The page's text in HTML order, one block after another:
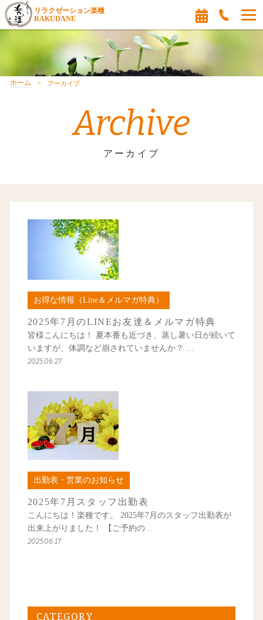
リラクゼーション楽種
RAKUDANE
ホーム アーカイブ
Archive
アーカイブ
お得な情報（Line＆メルマガ特典）
2025年7月のLINEお友達＆メルマガ特典
皆様こんにちは！ 夏本番も近づき、蒸し暑い日が続いて
いますが、体調など崩されていませんか？ …
2025.06.27
出勤表・営業のお知らせ
2025年7月スタッフ出勤表
こんにちは！楽種です。 2025年7月のスタッフ出勤表が
出来上がりました！ 【ご予約の…
2025.06.17
CATEGORY